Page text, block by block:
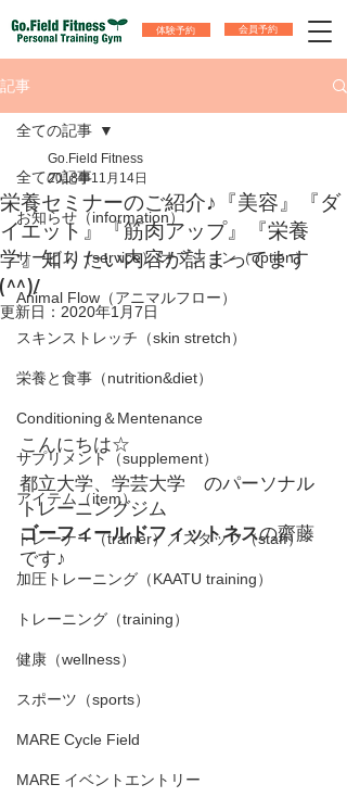
体験予約 会員予約
記事
全ての記事
お知らせ（information）
サービス（service）/オプション（option）
Animal Flow（アニマルフロー）
スキンストレッチ（skin stretch）
栄養と食事（nutrition&diet）
Conditioning＆Mentenance
サプリメント（supplement）
アイテム（item）
トレーナー（trainer）／スタッフ（staff）
加圧トレーニング（KAATU training）
トレーニング（training）
健康（wellness）
スポーツ（sports）
MARE Cycle Field
MARE イベントエントリー
全ての記事
栄養セミナーのご紹介♪『美容』『ダ
イエット』『筋肉アップ』『栄養
学』知りたい内容が詰まってます
(^^)/
Go.Field Fitness
2018年11月14日
更新日： 2020年1月7日
こんにちは☆
都立大学、学芸大学　のパーソナル
トレーニングジム
ゴーフィールドフィットネスの齋藤
です♪